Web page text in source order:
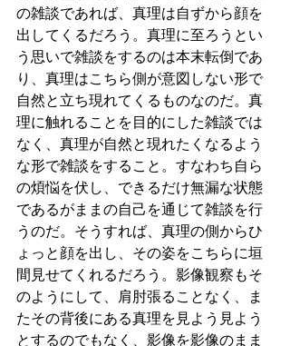
の雑談であれば、真理は自ずから顔を
出してくるだろう。真理に至ろうとい
う思いで雑談をするのは本末転倒であ
り、真理はこちら側が意図しない形で
自然と立ち現れてくるものなのだ。真
理に触れることを目的にした雑談では
なく、真理が自然と現れたくなるよう
な形で雑談をすること。すなわち自ら
の煩悩を伏し、できるだけ無漏な状態
であるがままの自己を通じて雑談を行
うのだ。そうすれば、真理の側からひ
ょっと顔を出し、その姿をこちらに垣
間見せてくれるだろう。影像観察もそ
のようにして、肩肘張ることなく、ま
たその背後にある真理を見よう見よう
とするのでもなく、影像を影像のまま